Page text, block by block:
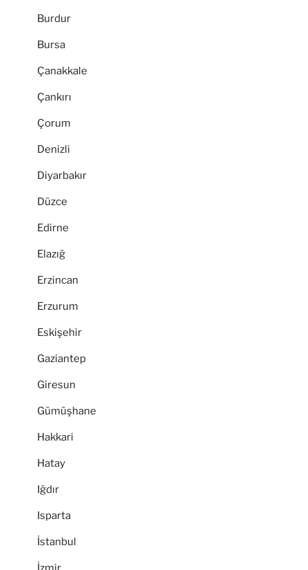
Burdur
Bursa
Çanakkale
Çankırı
Çorum
Denizli
Diyarbakır
Düzce
Edirne
Elazığ
Erzincan
Erzurum
Eskişehir
Gaziantep
Giresun
Gümüşhane
Hakkari
Hatay
Iğdır
Isparta
İstanbul